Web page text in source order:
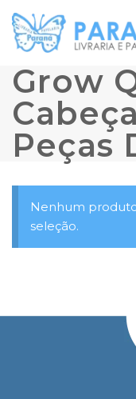
Grow
Peças
Nenhum
seleção.